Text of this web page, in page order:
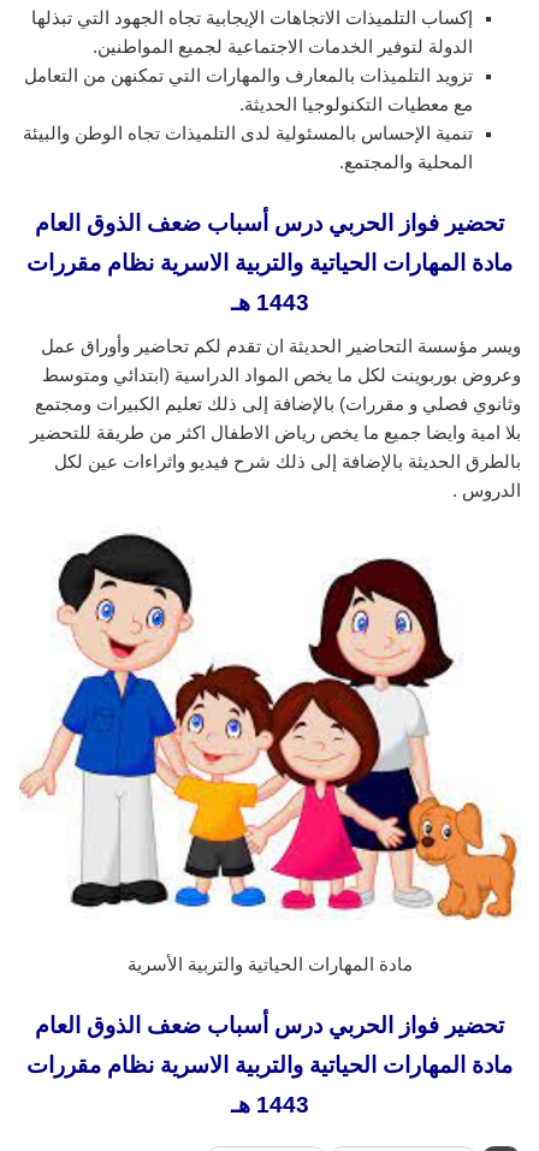
إكساب التلميذات الاتجاهات الإيجابية تجاه الجهود التي تبذلها
الدولة لتوفير الخدمات الاجتماعية لجميع المواطنين.
تزويد التلميذات بالمعارف والمهارات التي تمكنهن من التعامل
مع معطيات التكنولوجيا الحديثة.
تنمية الإحساس بالمسئولية لدى التلميذات تجاه الوطن والبيئة
المحلية والمجتمع.
تحضير فواز الحربي درس أسباب ضعف الذوق العام
مادة المهارات الحياتية والتربية الاسرية نظام مقررات
1443 هـ
ويسر مؤسسة التحاضير الحديثة ان تقدم لكم تحاضير وأوراق عمل
وعروض بوربوينت لكل ما يخص المواد الدراسية (ابتدائي ومتوسط
وثانوي فصلي و مقررات) بالإضافة إلى ذلك تعليم الكبيرات ومجتمع
بلا امية وايضا جميع ما يخص رياض الاطفال اكثر من طريقة للتحضير
بالطرق الحديثة بالإضافة إلى ذلك شرح فيديو واثراءات عين لكل
الدروس .
مادة المهارات الحياتية والتربية الأسرية
تحضير فواز الحربي درس أسباب ضعف الذوق العام
مادة المهارات الحياتية والتربية الاسرية نظام مقررات
1443 هـ